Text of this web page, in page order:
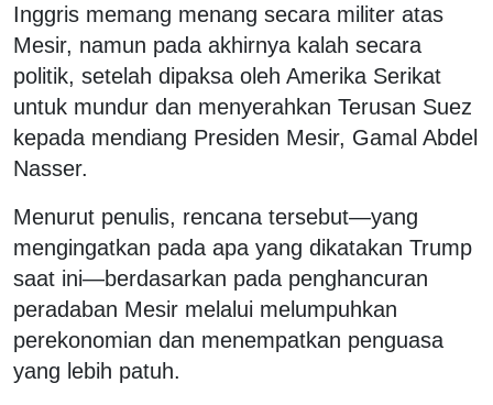
Inggris memang menang secara militer atas
Mesir, namun pada akhirnya kalah secara
politik, setelah dipaksa oleh Amerika Serikat
untuk mundur dan menyerahkan Terusan Suez
kepada mendiang Presiden Mesir, Gamal Abdel
Nasser.
Menurut penulis, rencana tersebut—yang
mengingatkan pada apa yang dikatakan Trump
saat ini—berdasarkan pada penghancuran
peradaban Mesir melalui melumpuhkan
perekonomian dan menempatkan penguasa
yang lebih patuh.